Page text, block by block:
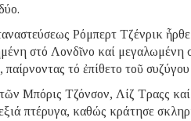
Ρόμπερτ Τζένρικ ἦρθε
στό Λονδῖνο καί μεγαλωμένη
τό ἐπίθετο τοῦ συζύγου
τῶν Μπόρις Τζόνσον, Λίζ Τραςς
πτέρυγα, καθώς κράτησε